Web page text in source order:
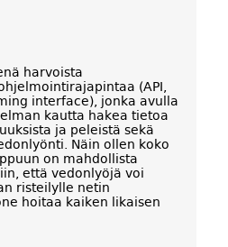
harvoista
(API,
interface), jonka avulla
kautta hakea tietoa
ja peleistä sekä
Näin ollen koko
on mahdollista
että vedonlyöjä voi
risteilylle netin
hoitaa kaiken likaisen